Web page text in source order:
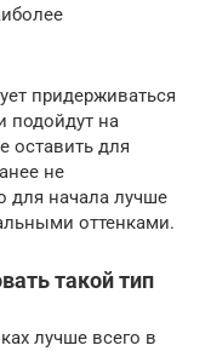
придерживаться
подойдут на
оставить для
не
для начала лучше
оттенками.
такой тип
лучше всего в